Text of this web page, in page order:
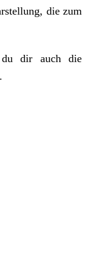
die zum
dir auch die